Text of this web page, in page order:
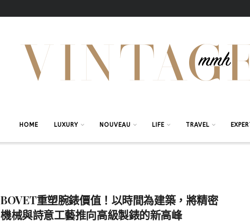
HOME LUXURY NOUVEAU LIFE TRAVEL
BOVET重塑腕錶價值！以時間為建築，將精密
機械與詩意工藝推向高級製錶的新高峰